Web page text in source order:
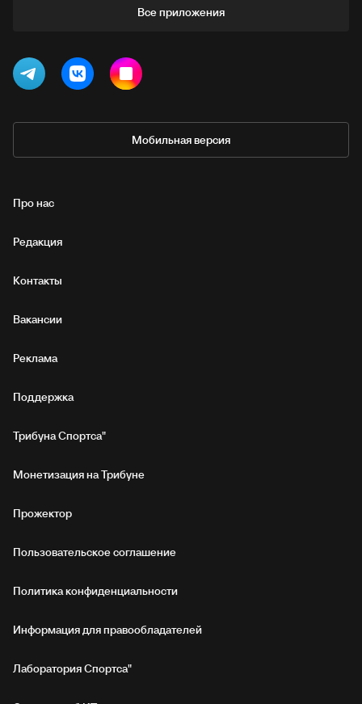
Все приложения
Мобильная версия
Про нас
Редакция
Контакты
Вакансии
Реклама
Поддержка
Трибуна Спортса"
Монетизация на Трибуне
Прожектор
Пользовательское соглашение
Политика конфиденциальности
Информация для правообладателей
Лаборатория Спортса"